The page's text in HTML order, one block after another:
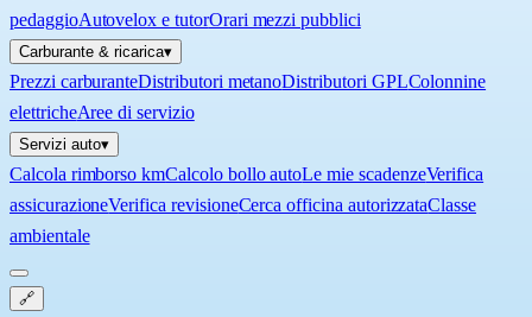
pedaggioAutovelox e tutorOrari mezzi pubblici
Carburante & ricarica▾
Prezzi carburanteDistributori metanoDistributori GPLColonnine
elettricheAree di servizio
Servizi auto▾
Calcola rimborso kmCalcolo bollo autoLe mie scadenzeVerifica
assicurazioneVerifica revisioneCerca officina autorizzataClasse
ambientale
🔗